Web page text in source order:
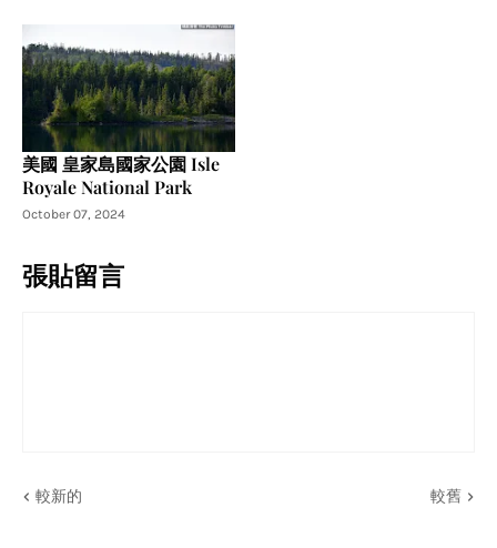
美國 皇家島國家公園 Isle
Royale National Park
October 07, 2024
張貼留言
較新的 較舊